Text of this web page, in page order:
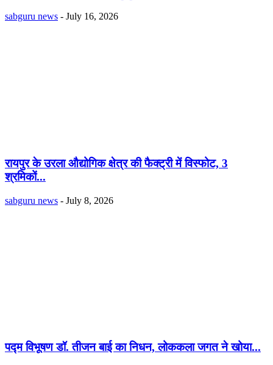
sabguru news - July 16, 2026
रायपुर के उरला औद्योगिक क्षेत्र की फैक्ट्री में विस्फोट, 3
श्रमिकों...
sabguru news - July 8, 2026
पद्म विभूषण डॉ. तीजन बाई का निधन, लोककला जगत ने खोया...